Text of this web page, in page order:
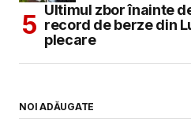
Ultimul zbor înainte
record de berze din
plecare
NOI ADĂUGATE